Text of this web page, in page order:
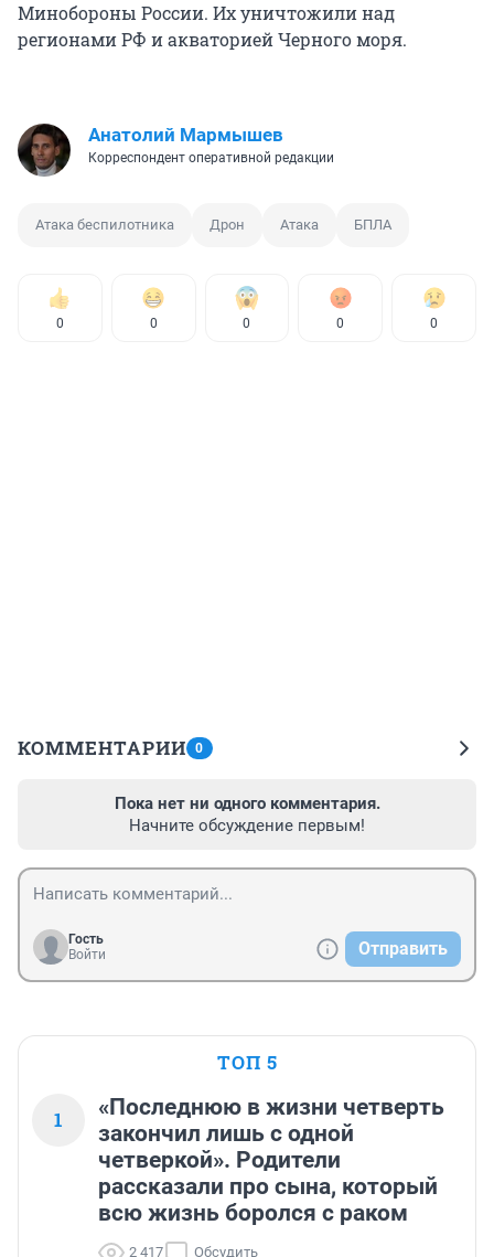
Минобороны России. Их уничтожили над
регионами РФ и акваторией Черного моря.
Анатолий Мармышев
Корреспондент оперативной редакции
Атака беспилотника Дрон Атака БПЛА
0 0 0 0 0
КОММЕНТАРИИ 0
Пока нет ни одного комментария.
Начните обсуждение первым!
Гость
Войти
Отправить
ТОП 5
1
«Последнюю в жизни четверть
закончил лишь с одной
четверкой». Родители
рассказали про сына, который
всю жизнь боролся с раком
2 417 Обсудить